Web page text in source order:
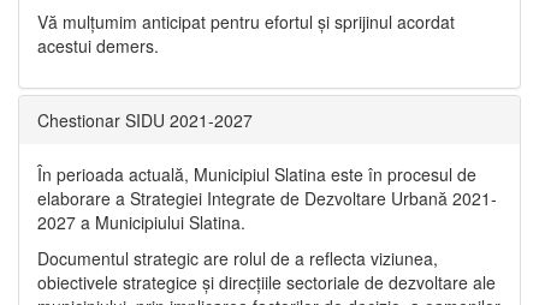
Vă mulţumim anticipat pentru efortul şi sprijinul acordat
acestui demers.
Chestionar SIDU 2021-2027
În perioada actuală, Municipiul Slatina este în procesul de
elaborare a Strategiei Integrate de Dezvoltare Urbană 2021‐
2027 a Municipiului Slatina.
Documentul strategic are rolul de a reflecta viziunea,
obiectivele strategice și direcțiile sectoriale de dezvoltare ale